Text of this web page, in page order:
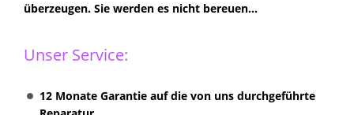
überzeugen. Sie werden es nicht bereuen...
Unser Service:
12 Monate Garantie auf die von uns durchgeführte